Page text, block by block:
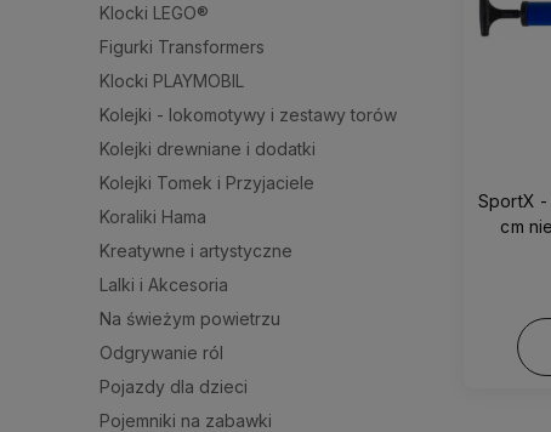
Klocki LEGO®
Figurki Transformers
Klocki PLAYMOBIL
Kolejki - lokomotywy i zestawy torów
Kolejki drewniane i dodatki
Kolejki Tomek i Przyjaciele
Koraliki Hama
Kreatywne i artystyczne
Lalki i Akcesoria
Na świeżym powietrzu
Odgrywanie ról
Pojazdy dla dzieci
Pojemniki na zabawki
SportX -
cm